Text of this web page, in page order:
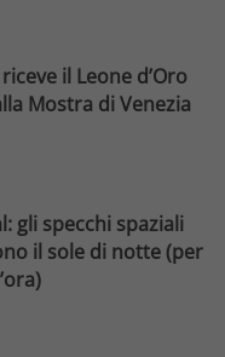
il Leone d’Oro
Mostra di Venezia
gli specchi spaziali
il sole di notte (per